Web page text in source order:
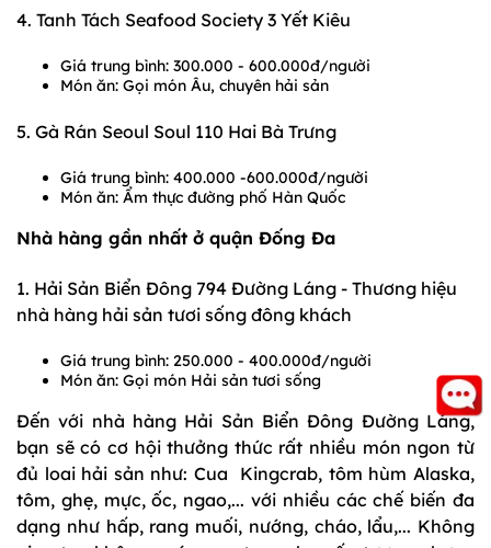
4. Tanh Tách Seafood Society 3 Yết Kiêu
Giá trung bình: 300.000 - 600.000đ/người
Món ăn: Gọi món Âu, chuyên hải sản
5. Gà Rán Seoul Soul 110 Hai Bà Trưng
Giá trung bình: 400.000 -600.000đ/người
Món ăn: Ẩm thực đường phố Hàn Quốc
Nhà hàng gần nhất ở quận Đống Đa
1. Hải Sản Biển Đông 794 Đường Láng - Thương hiệu
nhà hàng hải sản tươi sống đông khách
Giá trung bình: 250.000 - 400.000đ/người
Món ăn: Gọi món Hải sản tươi sống
Đến với nhà hàng Hải Sản Biển Đông Đường Láng,
bạn sẽ có cơ hội thưởng thức rất nhiều món ngon từ
đủ loai hải sản như: Cua Kingcrab, tôm hùm Alaska,
tôm, ghẹ, mực, ốc, ngao,... với nhiều các chế biến đa
dạng như hấp, rang muối, nướng, cháo, lẩu,... Không